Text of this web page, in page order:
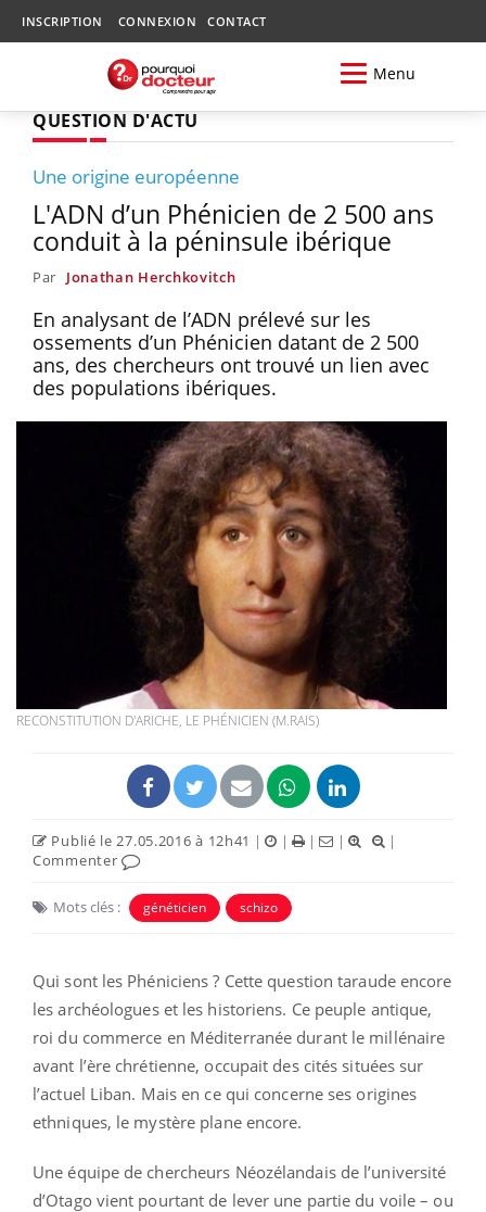
INSCRIPTION CONNEXION CONTACT
Menu
QUESTION D'ACTU
Une origine européenne
L'ADN d’un Phénicien de 2 500 ans
conduit à la péninsule ibérique
Par Jonathan Herchkovitch
En analysant de l’ADN prélevé sur les
ossements d’un Phénicien datant de 2 500
ans, des chercheurs ont trouvé un lien avec
des populations ibériques.
RECONSTITUTION D'ARICHE, LE PHÉNICIEN (M.RAIS)
Publié le 27.05.2016 à 12h41 | | | |
|
Commenter
Mots clés : généticien schizo
Qui sont les Phéniciens ? Cette question taraude encore
les archéologues et les historiens. Ce peuple antique,
roi du commerce en Méditerranée durant le millénaire
avant l’ère chrétienne, occupait des cités situées sur
l’actuel Liban. Mais en ce qui concerne ses origines
ethniques, le mystère plane encore.
Une équipe de chercheurs Néozélandais de l’université
d’Otago vient pourtant de lever une partie du voile – ou